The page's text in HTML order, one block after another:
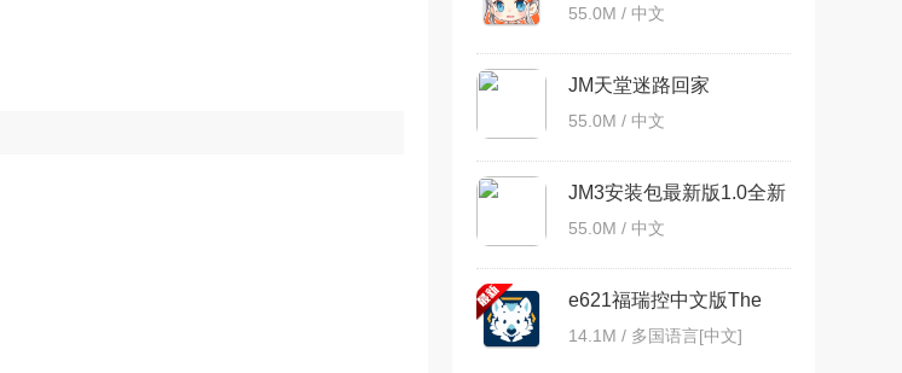
55.0M / 中文
JM天堂迷路回家
55.0M / 中文
JM3安装包最新版1.0全新
55.0M / 中文
e621福瑞控中文版The
14.1M / 多国语言[中文]